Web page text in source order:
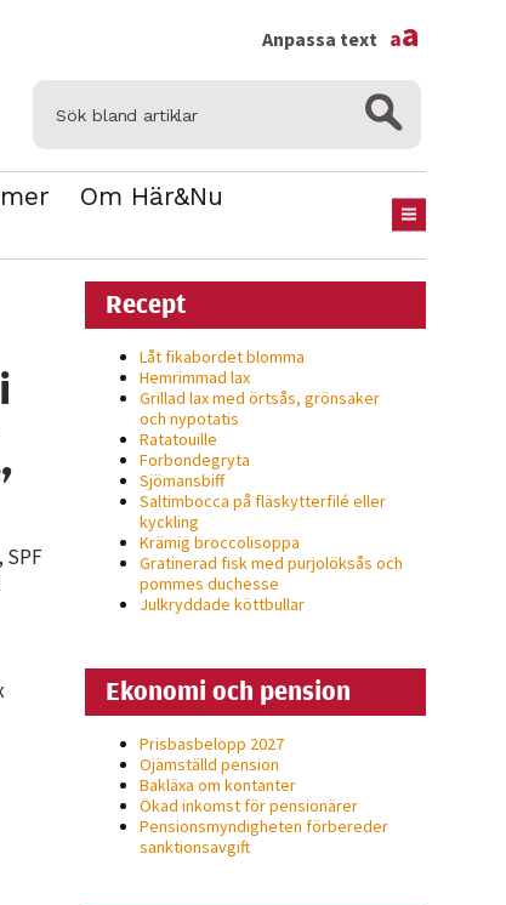
Om Här&Nu
Anpassa text aa
SPF
Recept
Låt fikabordet blomma
Hemrimmad lax
Grillad lax med örtsås, grönsaker
och nypotatis
Ratatouille
Forbondegryta
Sjömansbiff
Saltimbocca på fläsk­ytterfilé eller
kyckling
Krämig broccolisoppa
Gratinerad fisk med purjolöksås och
pommes duchesse
Julkryddade köttbullar
Ekonomi och pension
Prisbasbelopp 2027
Ojämställd pension
Bakläxa om kontanter
Ökad inkomst för pensionärer
Pensionsmyndigheten förbereder
sanktionsavgift